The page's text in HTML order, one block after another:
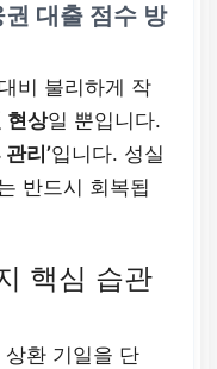
대출 점수 방
비 불리하게 작
현상일 뿐입니다.
관리’입니다. 성실
반드시 회복됩
핵심 습관
상환 기일을 단